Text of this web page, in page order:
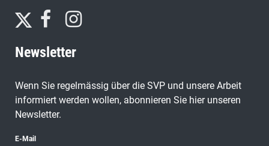
Newsletter
Wenn Sie regelmässig über die SVP und unsere Arbeit
informiert werden wollen, abonnieren Sie hier unseren
Newsletter.
E-Mail